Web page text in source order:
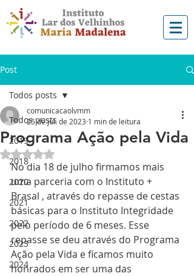
Post
Todos posts
2019
2018
2020
2021
2022
2023
2024
Todos posts
Programa Ação pela Vida
comunicacaolvmm
25 de jul. de 2023 1 min de leitura
Avaliado com NaN de 5 estrelas.
No dia 18 de julho firmamos mais
uma parceria com o Instituto +
Brasal , através do repasse de cestas
básicas para o Instituto Integridade
pelo período de 6 meses. Esse
repasse se deu através do Programa
Ação pela Vida e ficamos muito
honrados em ser uma das